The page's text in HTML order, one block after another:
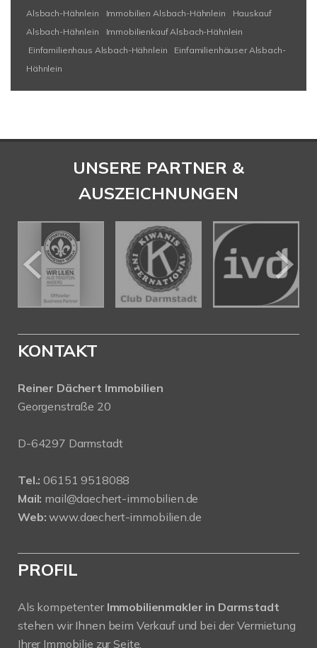
Alsbach-Hähnlein
Immobilien Alsbach-Hähnlein
Hauskauf
Alsbach-Hähnlein
Immobilienkauf Alsbach-Hähnlein
Einfamilienhaus Alsbach-Hähnlein
Einfamilienhäuser Alsbach-
Hähnlein
UNSERE PARTNER &
AUSZEICHNUNGEN
KONTAKT
Reiner Dächert Immobilien
Georgenstraße 20
D-64297 Darmstadt
Tel.: 06151 9518088
Mail: mail@daechert-immobilien.de
Web: www.daechert-immobilien.de
PROFIL
Als kompetenter Immobilienmakler in Darmstadt
stehen wir Ihnen beim Verkauf und bei der Vermietung
Ihrer Immobilie zur Seite.